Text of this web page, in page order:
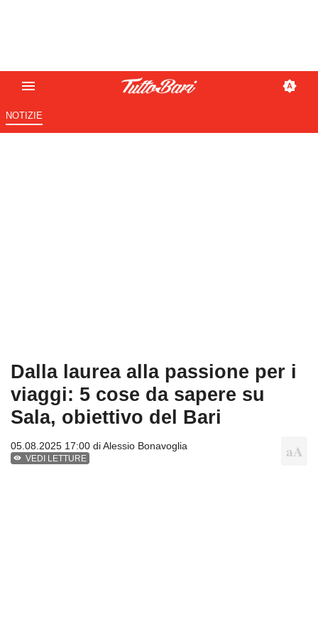
NOTIZIE
Dalla laurea alla passione per i
viaggi: 5 cose da sapere su
Sala, obiettivo del Bari
05.08.2025 17:00 diAlessio Bonavoglia
VEDI LETTURE